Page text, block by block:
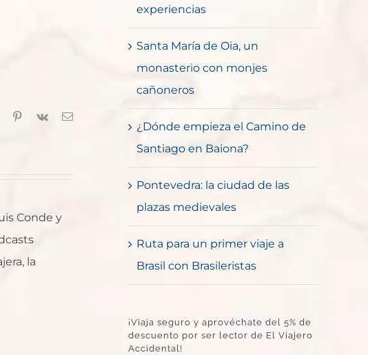
Tumblr Pinterest
Vk
Correo
Conde y
la
experiencias
Santa María de Oia, un
monasterio con monjes
cañoneros
¿Dónde empieza el Camino de
Santiago en Baiona?
Pontevedra: la ciudad de las
plazas medievales
Ruta para un primer viaje a
Brasil con Brasileristas
¡Viaja seguro y aprovéchate del 5% de
descuento por ser lector de El Viajero
Accidental!